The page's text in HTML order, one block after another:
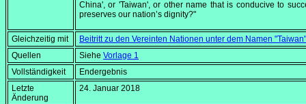
China', or 'Taiwan', or other name that is conducive to
preserves our nation’s dignity?"
Gleichzeitig mit
Beitritt zu den Vereinten Nationen unter dem Namen "Taiwan"
Quellen
Siehe Vorlage 1
Vollständigkeit
Endergebnis
Letzte
Änderung
24. Januar 2018